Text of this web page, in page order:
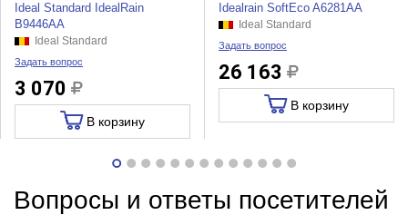
Ideal Standard IdealRain
B9446AA
Ideal Standard
Задать вопрос
3 070
В корзину
Idealrain SoftEco A6281AA
Ideal Standard
Задать вопрос
26 163
В корзину
Вопросы и ответы посетителей